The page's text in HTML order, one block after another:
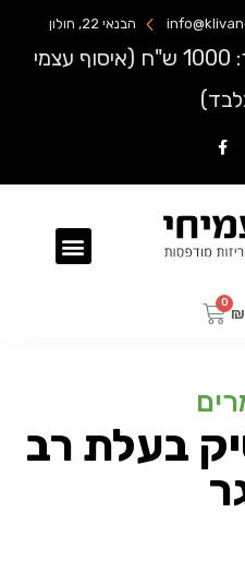
הבנאי 22, חולון
מינימום רכישה באתר: 1000 ש"ח (איסוף עצמי
₪
בעלת רב